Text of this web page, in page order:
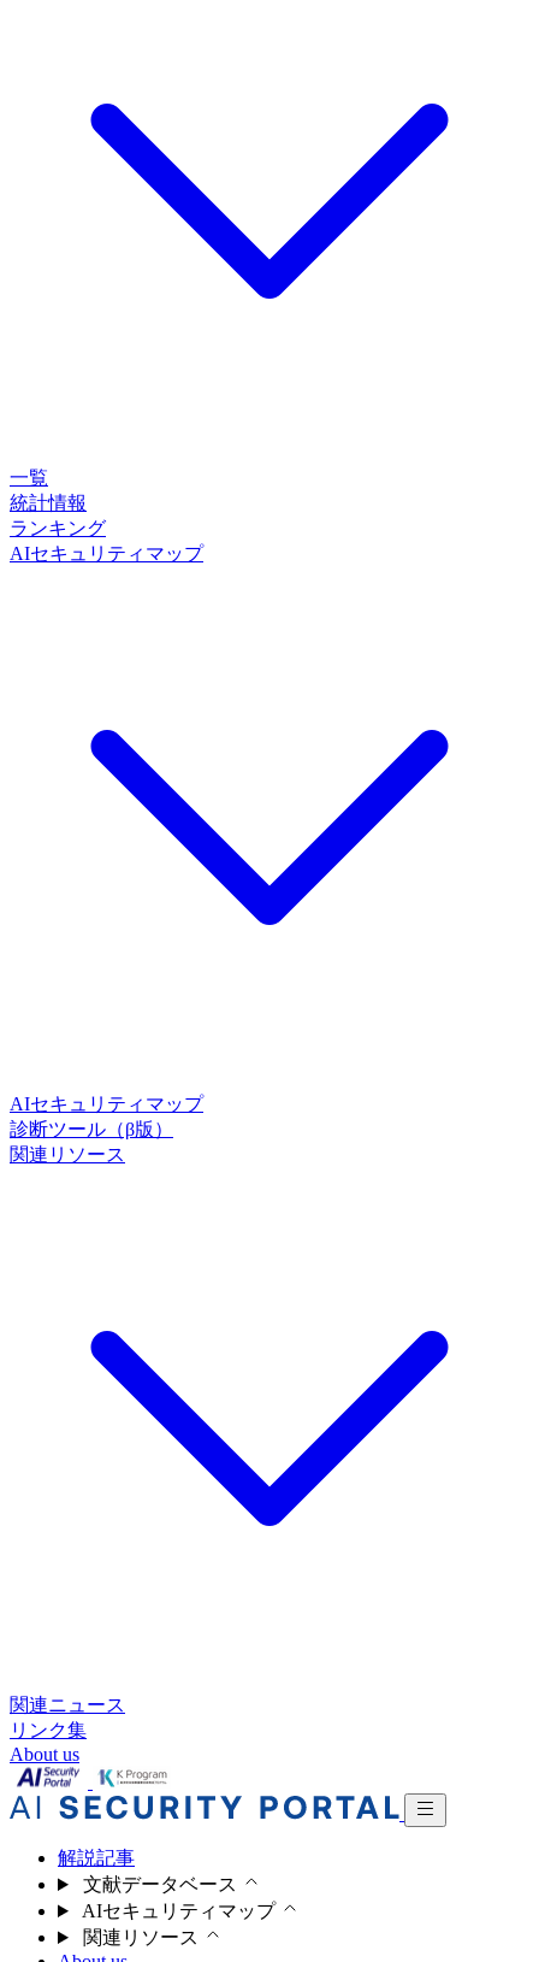
一覧
統計情報
ランキング
AIセキュリティマップ
AIセキュリティマップ
診断ツール（β版）
関連リソース
関連ニュース
リンク集
About us
解説記事
文献データベース
AIセキュリティマップ
関連リソース